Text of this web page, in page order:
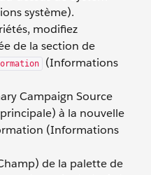
système).
modifiez
de la section de
(Informations
Campaign Source
à la nouvelle
(Informations
de la palette de